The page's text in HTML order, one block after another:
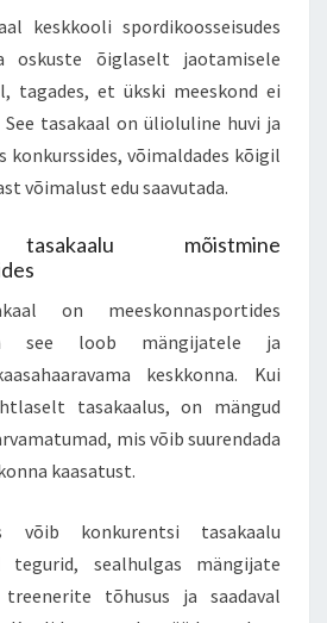
keskkooli spordikoosseisudes
õiglaselt jaotamisele
tagades, et ükski meeskond ei
tasakaal on ülioluline huvi ja
konkurssides, võimaldades kõigil
võimalust edu saavutada.
tasakaalu mõistmine
on meeskonnasportides
see loob mängijatele ja
keskkonna. Kui
tasakaalus, on mängud
mis võib suurendada
kaasatust.
võib konkurentsi tasakaalu
tegurid, sealhulgas mängijate
tõhusus ja saadaval